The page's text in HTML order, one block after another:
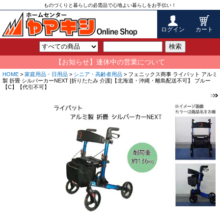
ものづくりと暮らしの必需品で心地よい暮らしをお手伝い！
ログイン カート
検索
【お知らせ】連休中の営業について
HOME > 家庭用品・日用品 > シニア・高齢者用品 > フェニックス商事 ライパット アルミ
製 折畳 シルバーカーNEXT [折りたたみ 介護]【北海道・沖縄・離島配送不可】 ブルー
【C】【代引不可】